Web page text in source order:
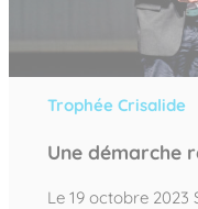
Trophée Crisalide
Une démarche
Le 19 octobre